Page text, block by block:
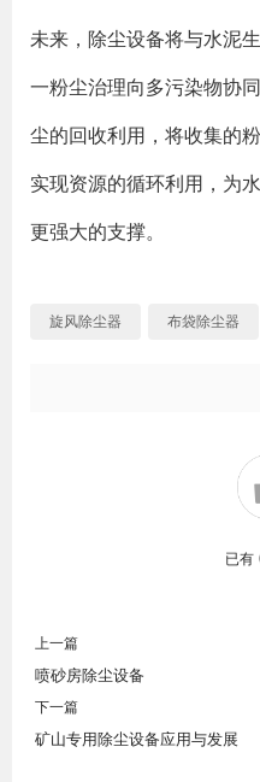
未来，除尘设备将与水泥
一粉尘治理向多污染物协
尘的回收利用，将收集的
实现资源的循环利用，为
更强大的支撑。
旋风除尘器 布袋除尘器
已有
上一篇
喷砂房除尘设备
下一篇
矿山专用除尘设备应用与发展